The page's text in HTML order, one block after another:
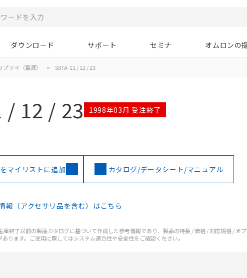
ダウンロード サポート セミナ オムロンの
プライ（電源） > S87A-11 / 12 / 23
/ 12 / 23 1998年03月 受注終了
マイリストに追加 カタログ/データシート/マニュアル
報（アクセサリ品を含む）はこちら
終了以前の製品カタログに基づいて作成した参考情報であり、製品の特長 / 価格 / 対応規格 / オ
ります。ご使用に際してはシステム適合性や安全性をご確認ください。